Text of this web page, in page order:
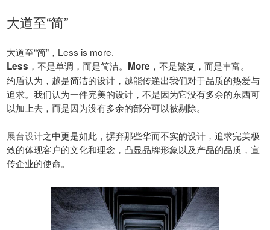
大道至“简”
大道至“简”，Less is more.
Less ，不是单调，而是简洁。 More ，不是繁复，而是丰富。
约盾认为，越是简洁的设计，越能传递出我们对于品质的热爱与
追求。我们认为一件完美的设计，不是因为它没有多余的东西可
以加上去，而是因为没有多余的部分可以被剔除。
展台设计之中更是如此，摒弃那些华而不实的设计，追求完美极
致的体现客户的文化和理念，凸显品牌形象以及产品的品质，宣
传企业的使命。